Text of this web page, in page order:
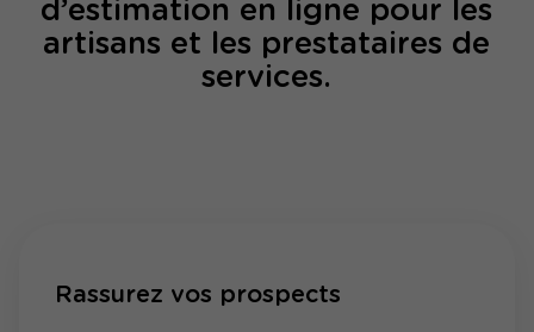
d’estimation en ligne pour les
artisans et les prestataires de
services.
Rassurez vos prospects